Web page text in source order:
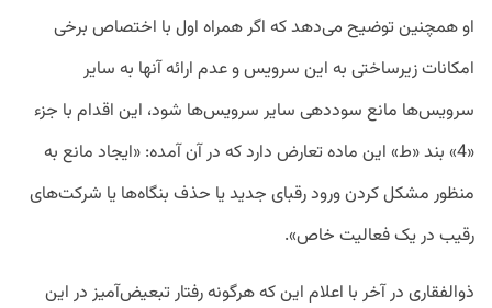
او همچنین توضیح می‌دهد که اگر همراه اول با اختصاص برخی
امکانات زیرساختی به این سرویس و عدم ارائه آنها به سایر
سرویس‌ها مانع سوددهی سایر سرویس‌ها شود، این اقدام با جزء
«4» بند «ط» این ماده تعارض دارد که در آن آمده: «ایجاد مانع به
منظور مشکل کردن ورود رقبای جدید یا حذف بنگاه‌ها یا شرکت‌های
رقیب در یک فعالیت خاص».
ذوالفقاری در آخر با اعلام این که هرگونه رفتار تبعیض‌آمیز در این